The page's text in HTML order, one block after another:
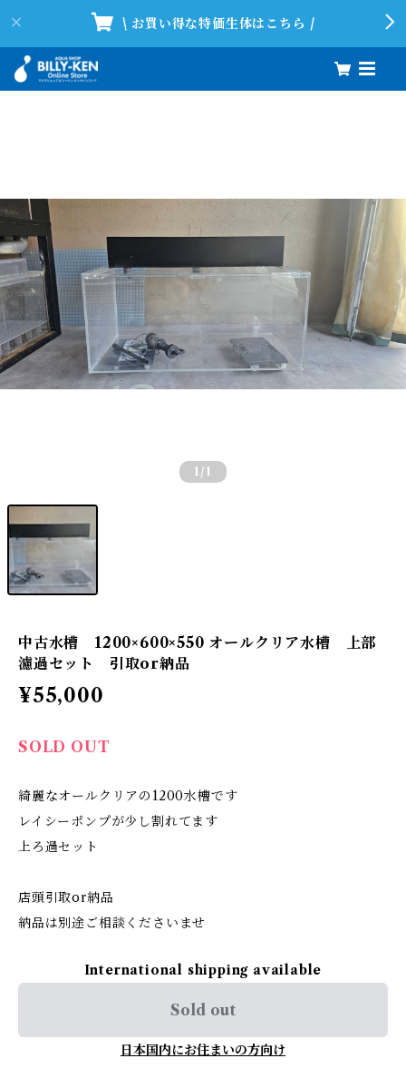
\ お買い得な特価生体はこちら /
1 /1
中古水槽 1200×600×550 オールクリア水槽 上部
濾過セット 引取or納品
¥55,000
SOLD OUT
綺麗なオールクリアの1200水槽です
レイシーポンプが少し割れてます
上ろ過セット
店頭引取or納品
納品は別途ご相談くださいませ
International shipping available
Sold out
日本国内にお住まいの方向け